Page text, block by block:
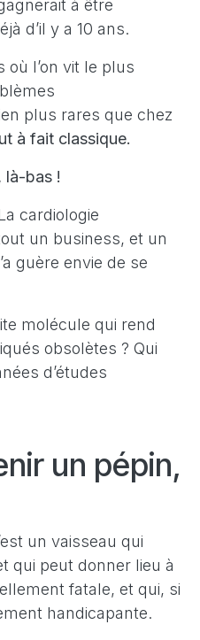
à être
d’il y a 10 ans.
où l’on vit le plus
plus rares que chez
à fait classique.
là-bas !
cardiologie
un business, et un
guère envie de se
molécule qui rend
obsolètes ? Qui
d’études
un pépin,
un vaisseau qui
qui peut donner lieu à
fatale, et qui, si
handicapante.